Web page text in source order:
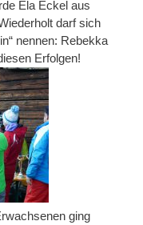
Ela Eckel aus
darf sich
nennen: Rebekka
Erfolgen!
ging